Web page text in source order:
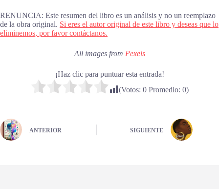
RENUNCIA: Este resumen del libro es un análisis y no un reemplazo
de la obra original. Si eres el autor original de este libro y deseas que lo
eliminemos, por favor contáctanos.
All images from Pexels
¡Haz clic para puntuar esta entrada!
(Votos: 0Promedio: 0)
ANTERIOR SIGUIENTE